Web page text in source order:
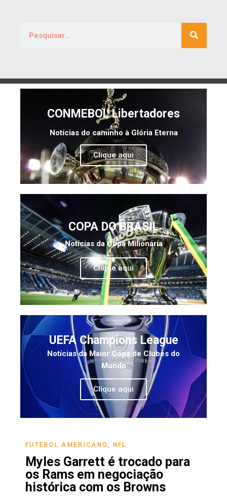
CONMEBOL Libertadores
Notícias do caminho à Glória Eterna
Clique aqui
COPA DO BRASIL
Notícias da Copa Milionária
Clique aqui
UEFA Champions League
Notícias da Maior Copa de Clubes do
Mundo
Clique aqui
FUTEBOL AMERICANO NFL
Myles Garrett é trocado para
os Rams em negociação
histórica com os Browns